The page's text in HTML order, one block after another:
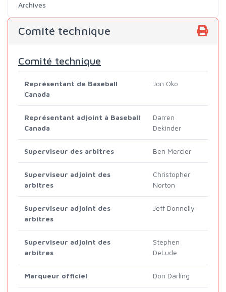
Archives
Comité technique
Comité technique
Représentant de Baseball
Canada
Jon Oko
Représentant adjoint à Baseball
Canada
Darren
Dekinder
Superviseur des arbitres Ben Mercier
Superviseur adjoint des
arbitres
Christopher
Norton
Superviseur adjoint des
arbitres
Jeff Donnelly
Superviseur adjoint des
arbitres
Stephen
DeLude
Marqueur officiel Don Darling